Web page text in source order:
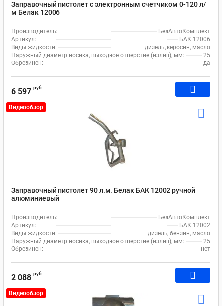
Заправочный пистолет с электронным счетчиком 0-120 л/
м Белак 12006
Производитель:
БелАвтоКомплект
Артикул:
БАК.12006
Виды жидкости:
дизель, керосин, масло
Наружный диаметр носика, выходное отверстие (излив), мм:
25
Обрезинен:
да
6 597 руб
Видеообзор
Заправочный пистолет 90 л.м. Белак БАК 12002 ручной
алюминиевый
Производитель:
БелАвтоКомплект
Артикул:
БАК.12002
Виды жидкости:
дизель, бензин, масло
Наружный диаметр носика, выходное отверстие (излив), мм:
25
Обрезинен:
нет
2 088 руб
Видеообзор